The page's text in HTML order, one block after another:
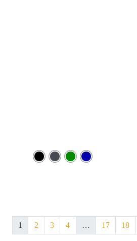
1 2 3 4 … 17 18